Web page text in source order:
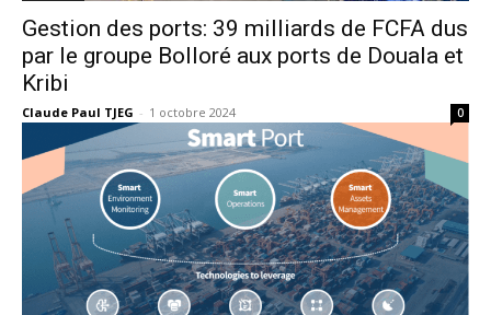
Gestion des ports: 39 milliards de FCFA dus
par le groupe Bolloré aux ports de Douala et
Kribi
Claude Paul TJEG - 1 octobre 2024 0